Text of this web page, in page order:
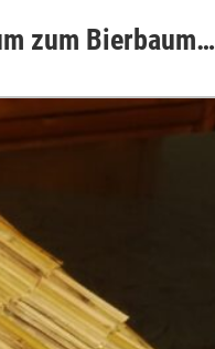
zum Bierbaum…